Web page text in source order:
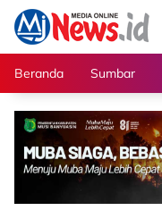
Langsung
konten
Beranda
Sumbar